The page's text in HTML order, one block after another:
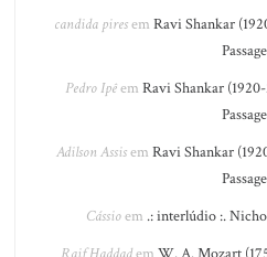
candida piresem Ravi Shankar
Pedro Ipêem Ravi Shankar
Adilson Assisem Ravi Shankar
Cássioem .: interlúdio :.